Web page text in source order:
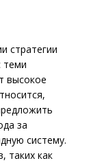
стратегии
теми
высокое
за
систему.
таких как